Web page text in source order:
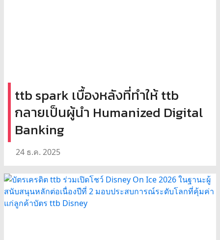
ttb spark เบื้องหลังที่ทำให้ ttb
กลายเป็นผู้นำ Humanized Digital
Banking
24 ธ.ค. 2025